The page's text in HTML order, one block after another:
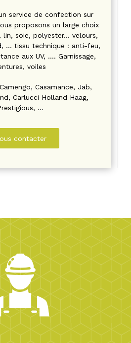
service de confection sur
proposons un large choix
soie, polyester… velours,
… tissu technique : anti-feu,
aux UV, …. Garnissage,
voiles
Casamance, Jab,
Carlucci Holland Haag,
…
contacter